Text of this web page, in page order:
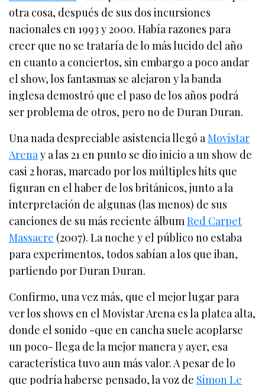
otra cosa, después de sus dos incursiones
nacionales en 1993 y 2000. Había razones para
creer que no se trataría de lo más lucido del año
en cuanto a conciertos, sin embargo a poco andar
el show, los fantasmas se alejaron y la banda
inglesa demostró que el paso de los años podrá
ser problema de otros, pero no de Duran Duran.
Una nada despreciable asistencia llegó aMovistar
Arenay a las 21 en punto se dio inicio a un show de
casi 2 horas, marcado por los múltiples hits que
figuran en el haber de los británicos, junto a la
interpretación de algunas (las menos) de sus
canciones de su más reciente álbumRed Carpet
Massacre (2007). La noche y el público no estaba
para experimentos, todos sabían a los que iban,
partiendo por Duran Duran.
Confirmo, una vez más, que el mejor lugar para
ver los shows en el Movistar Arena es la platea alta,
donde el sonido -que en cancha suele acoplarse
un poco- llega de la mejor manera y ayer, esa
característica tuvo aun más valor. A pesar de lo
que podría haberse pensado, la voz de Simon Le